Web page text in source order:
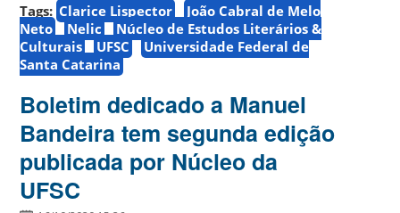
Tags: Clarice Lispector
João Cabral de Melo
Neto
Nelic
Núcleo de Estudos Literários &
Culturais
UFSC
Universidade Federal de
Santa Catarina
Boletim dedicado a Manuel
Bandeira tem segunda edição
publicada por Núcleo da
UFSC